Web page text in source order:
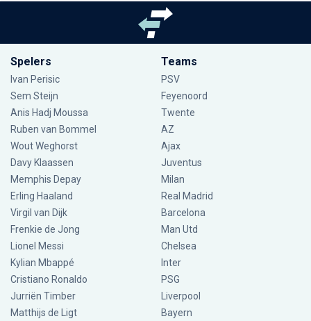
Spelers
Ivan Perisic
Sem Steijn
Anis Hadj Moussa
Ruben van Bommel
Wout Weghorst
Davy Klaassen
Memphis Depay
Erling Haaland
Virgil van Dijk
Frenkie de Jong
Lionel Messi
Kylian Mbappé
Cristiano Ronaldo
Jurriën Timber
Matthijs de Ligt
Teams
PSV
Feyenoord
Twente
AZ
Ajax
Juventus
Milan
Real Madrid
Barcelona
Man Utd
Chelsea
Inter
PSG
Liverpool
Bayern